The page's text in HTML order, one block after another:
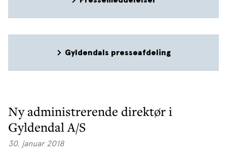
Gyldendals presseafdeling
Ny administrerende direktør i
Gyldendal A/S
30. januar 2018